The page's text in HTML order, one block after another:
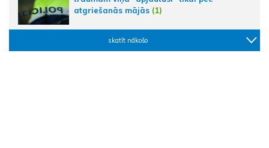
atgriešanās mājās (1)
skatīt nākošo